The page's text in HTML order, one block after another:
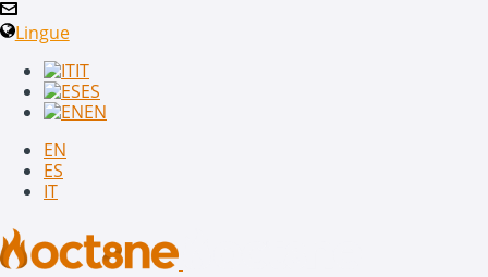
Lingue
IT
ES
EN
EN
ES
IT